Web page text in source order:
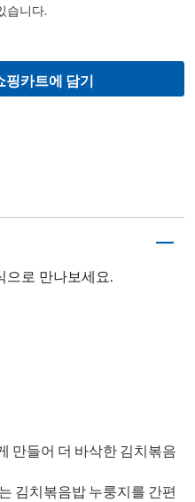
습니다.
핑카트에 담기
으로 만나보세요.
만들어 더 바삭한 김치볶음
김치볶음밥 누룽지를 간편